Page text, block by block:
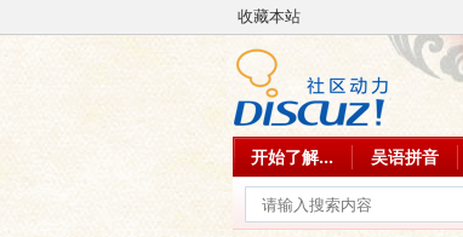
收藏本站
开始了解... 吴语拼音